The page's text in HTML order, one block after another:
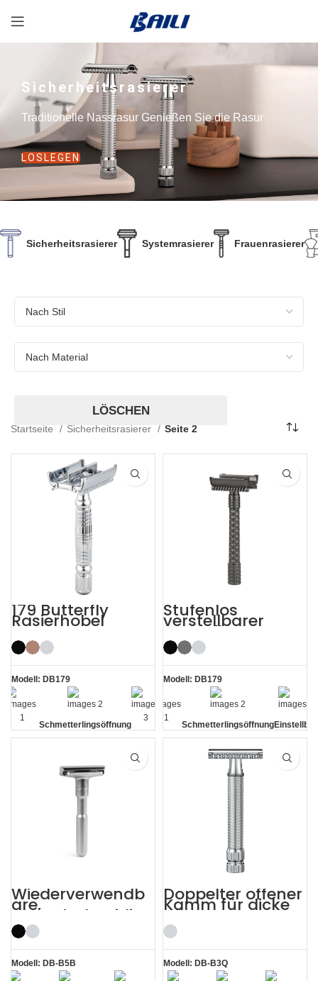
Sicherheitsrasierer
Traditionelle Nassrasur Genießen Sie die Rasur
LOSLEGEN
Sicherheitsrasierer Systemrasierer Frauenrasierer
LÖSCHEN
Startseite Sicherheitsrasierer Seite 2
179 Butterfly
Rasierhobel
Modell: DB179
Globaler
Schmetterlingsöffnung
Leicht
Stufenlos
verstellbarer
Butterfly-
Sicherheitsrasiere
r mit offenem
Kamm
Modell: DB179
Offener
SchmetterlingsöffnungEinstellbar
Wiederverwendb
are,
doppelschneidige
, leicht
aggressive,
verstellbare
Sicherheitsrasiere
r
Modell: DB-B5B
Doppelter offener
Kamm für dicke
Bärte,
doppelseitiger
Sicherheitsrasiere
r
Modell: DB-B3Q